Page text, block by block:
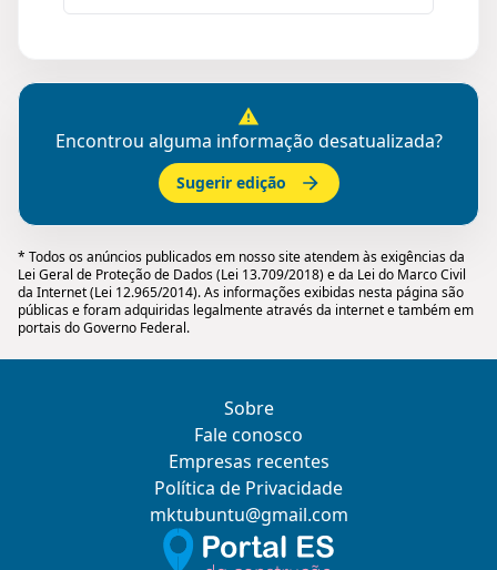
Encontrou alguma informação desatualizada?
Sugerir edição
* Todos os anúncios publicados em nosso site atendem às exigências da
Lei Geral de Proteção de Dados (Lei 13.709/2018) e da Lei do Marco Civil
da Internet (Lei 12.965/2014). As informações exibidas nesta página são
públicas e foram adquiridas legalmente através da internet e também em
portais do Governo Federal.
Sobre
Fale conosco
Empresas recentes
Política de Privacidade
mktubuntu@gmail.com